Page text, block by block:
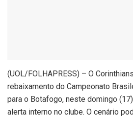
(UOL/FOLHAPRESS) – O
rebaixamento do Campeonato
para o Botafogo, neste domingo
alerta interno no clube. O cenário